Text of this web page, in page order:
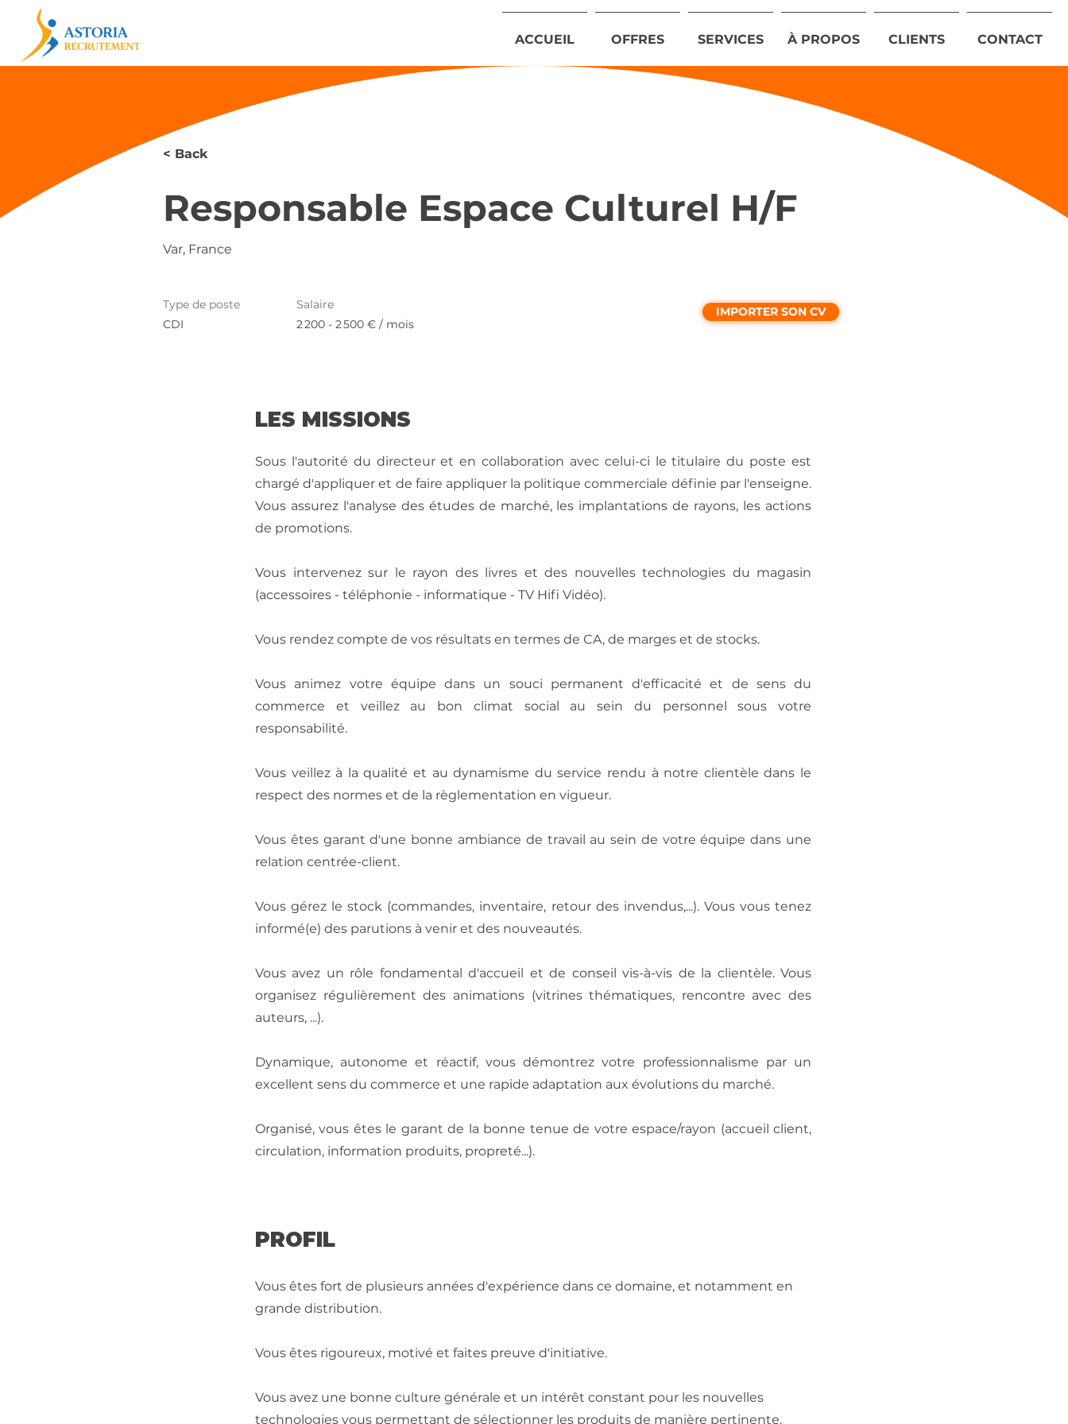
ACCUEIL OFFRES SERVICES À PROPOS CLIENTS CONTACT
< Back
Responsable Espace Culturel H/F
Var, France
Type de poste
CDI
Salaire
2 200 - 2 500 € / mois
IMPORTER SON CV
LES MISSIONS
Sous l'autorité du directeur et en collaboration avec celui-ci le titulaire du poste est
chargé d'appliquer et de faire appliquer la politique commerciale définie par l'enseigne.
Vous assurez l'analyse des études de marché, les implantations de rayons, les actions
de promotions.
Vous intervenez sur le rayon des livres et des nouvelles technologies du magasin
(accessoires - téléphonie - informatique - TV Hifi Vidéo).
Vous rendez compte de vos résultats en termes de CA, de marges et de stocks.
Vous animez votre équipe dans un souci permanent d'efficacité et de sens du
commerce et veillez au bon climat social au sein du personnel sous votre
responsabilité.
Vous veillez à la qualité et au dynamisme du service rendu à notre clientèle dans le
respect des normes et de la règlementation en vigueur.
Vous êtes garant d'une bonne ambiance de travail au sein de votre équipe dans une
relation centrée-client.
Vous gérez le stock (commandes, inventaire, retour des invendus,...). Vous vous tenez
informé(e) des parutions à venir et des nouveautés.
Vous avez un rôle fondamental d'accueil et de conseil vis-à-vis de la clientèle. Vous
organisez régulièrement des animations (vitrines thématiques, rencontre avec des
auteurs, ...).
Dynamique, autonome et réactif, vous démontrez votre professionnalisme par un
excellent sens du commerce et une rapide adaptation aux évolutions du marché.
Organisé, vous êtes le garant de la bonne tenue de votre espace/rayon (accueil client,
circulation, information produits, propreté...).
PROFIL
Vous êtes fort de plusieurs années d'expérience dans ce domaine, et notamment en
grande distribution.
Vous êtes rigoureux, motivé et faites preuve d'initiative.
Vous avez une bonne culture générale et un intérêt constant pour les nouvelles
technologies vous permettant de sélectionner les produits de manière pertinente.